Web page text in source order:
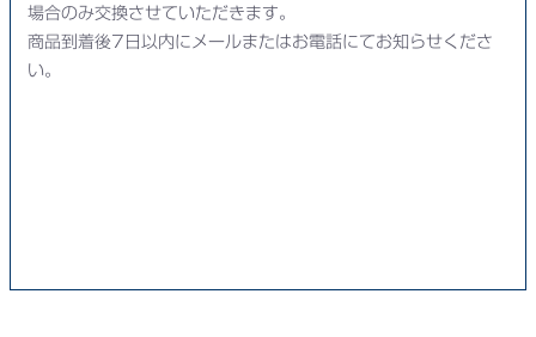
場合のみ交換させていただきます。
商品到着後7日以内にメールまたはお電話にてお知らせくださ
い。